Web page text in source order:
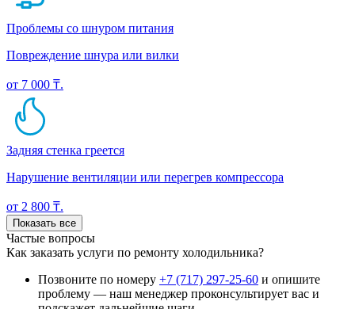
Проблемы со шнуром питания
Повреждение шнура или вилки
от 7 000 ₸.
Задняя стенка греется
Нарушение вентиляции или перегрев компрессора
от 2 800 ₸.
Показать все
Частые вопросы
Как заказать услуги по ремонту холодильника?
Позвоните по номеру +7 (717) 297-25-60 и опишите
проблему — наш менеджер проконсультирует вас и